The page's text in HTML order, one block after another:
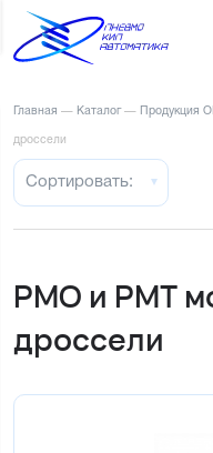
Главная — Каталог — Продукция
дроссели
Сортировать:
РМО и РМТ
дроссели